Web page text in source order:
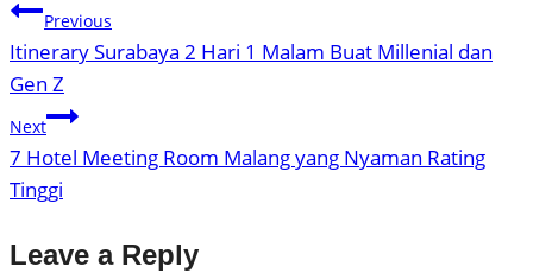
Previous
Itinerary Surabaya 2 Hari 1 Malam Buat Millenial dan
Gen Z
Next
7 Hotel Meeting Room Malang yang Nyaman Rating
Tinggi
Leave a Reply